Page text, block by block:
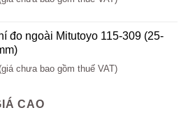
đo ngoài Mitutoyo 115-309 (25-
chưa bao gồm thuế VAT)
CAO